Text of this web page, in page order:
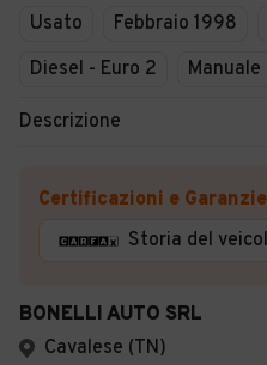
Usato Febbraio 1998
Diesel - Euro 2
Manuale
Descrizione
Certificazioni e Garanzie
Storia del
BONELLI AUTO SRL
Cavalese (TN)